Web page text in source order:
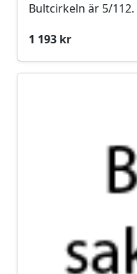
Bultcirkeln är 5/112.
1 193 kr